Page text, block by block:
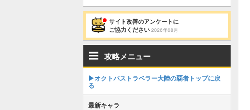
サイト改善のアンケートに
ご協力ください 2026年08月
攻略メニュー
▶オクトパストラベラー大陸の覇者トップに戻
る
最新キャラ